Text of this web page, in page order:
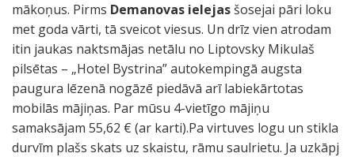
mākoņus. Pirms Demanovas ielejasšosejai pāri loku
met goda vārti, tā sveicot viesus. Un drīz vien atrodam
itin jaukas naktsmājas netālu no Liptovsky Mikulaš
pilsētas – „Hotel Bystrina” autokempingā augsta
paugura lēzenā nogāzē piedāvā arī labiekārtotas
mobilās mājiņas. Par mūsu 4-vietīgo mājiņu
samaksājam 55,62 € (ar karti).Pa virtuves logu un stikla
durvīm plašs skats uz skaistu, rāmu saulrietu. Ja uzkāpj